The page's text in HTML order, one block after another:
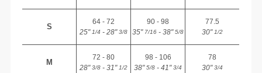
S
64 - 72
25"1/4 - 28"3/8
90 - 98
35"7/16 - 38"5/8
77.5
30"1/2
M
72 - 80
28"3/8 - 31"1/2
98 - 106
38"5/8 - 41"3/4
78
30"3/4